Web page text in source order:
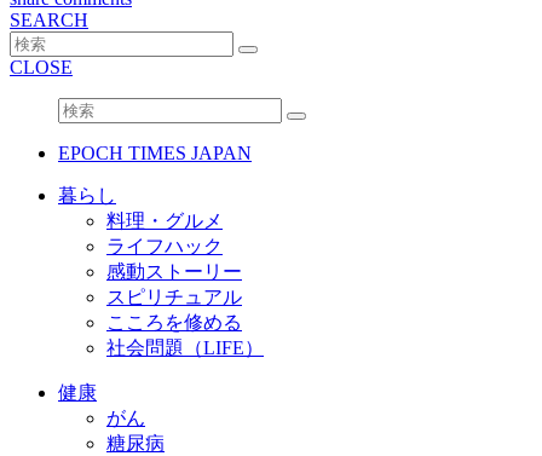
SEARCH
CLOSE
EPOCH TIMES JAPAN
暮らし
料理・グルメ
ライフハック
感動ストーリー
スピリチュアル
こころを修める
社会問題（LIFE）
健康
がん
糖尿病